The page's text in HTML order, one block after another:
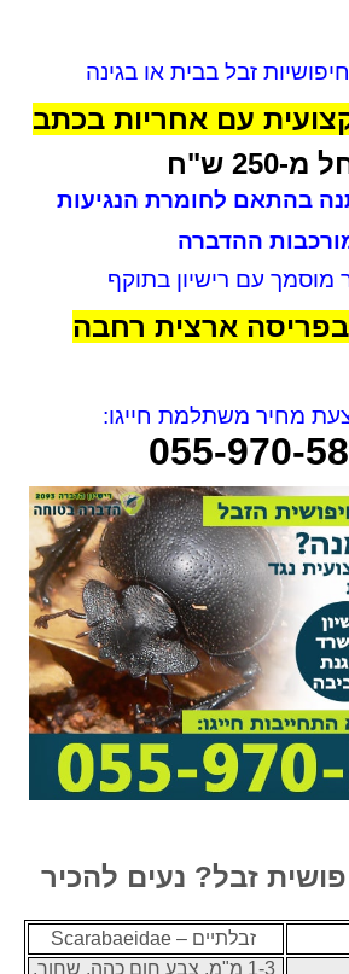
זבל בבית או בגינה
עם אחריות בכתב
250 ש"ח
בהתאם לחומרת הנגיעות
ההדברה
מוסמך עם רישיון בתוקף
ארצית רחבה
מחיר משתלמת חייגו:
055-970-
זבל? נעים להכיר
זבלתיים – Scarabaeidae
1-3 מ"מ, צבע חום כהה, שחור,